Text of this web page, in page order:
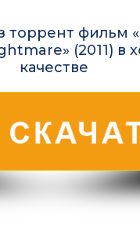
торрент фильм
(2011) в
качестве